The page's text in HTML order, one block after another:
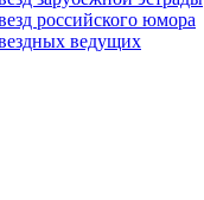
российского юмора
ведущих